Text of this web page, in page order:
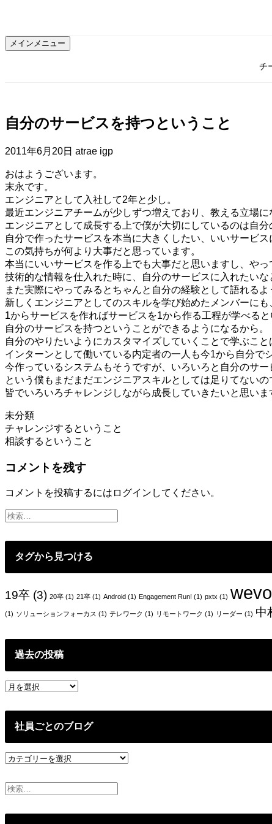
テ
ン
ッ
プ
メインメニュー
チ
自分のサービスを持つということ
2011年6月20日 atrae igp
おはようございます。
末永です。
エンジニアとして入社して2年と少し。
最近エンジニアチームが少しずつ増えており、教える立場に
エンジニアとして成長する上で僕が大切にしているのは自分
自分で作ったサービスを本当に大きくしたい、いいサービ
この気持ちが何より大事だと思っています。
本当にいいサービスを作る上でも大事だと思いますし、や
技術的な情報を仕入れた時に、自分のサービスに入れたい
また実際にやってみるとちゃんと自分の経験として語れるよ
新しくエンジニアとしてのスキルを学び始めたメンバーに
1からサービスを作ればサービスを1から作る工程が学べると
自分のサービスを持つということができるようになるから。
自分のやりたいようにカスタマイズしていくことで学ぶこと
インターンとして働いている内定者の一人も今1から自分で
今作っているシステムもそうですが、いろいろと自分のサ
という僕もまだまだエンジニアスキルとしては足りてないの
皆でいろいろチャレンジしながら成長していきたいと思いま
未分類
投
稿
ナ
ビ
ゲ
シ
ョ
ン
チャレンジするということ
相談するということ
コメントを残す
コメントを投稿するには ログイン してください。
タグから見つける
19卒 (3) 20卒 (1) 21卒 (1) Android (1) Engagement Run! (1) pxtx (1)
(1) ソリューションフォーカス (1) テレワーク (1) リモートワーク (1) リーダー (1) 中
過去の投稿
過
の
社員ごとのブログ
社
ご
と